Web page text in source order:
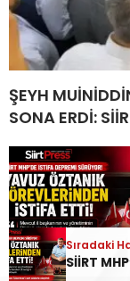
ŞEYH
SONA ERDİ:
Sıradaki